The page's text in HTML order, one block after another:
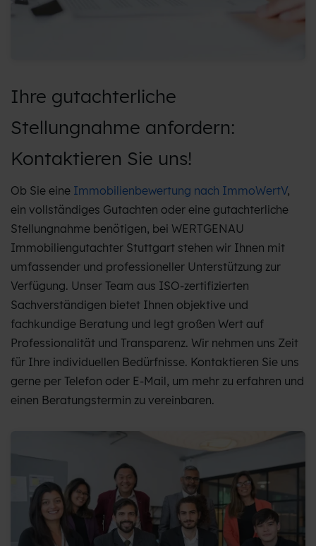
Ihre gutachterliche
Stellungnahme anfordern:
Kontaktieren Sie uns!
Ob Sie eine Immobilienbewertung nach ImmoWertV,
ein vollständiges Gutachten oder eine gutachterliche
Stellungnahme benötigen, bei WERTGENAU
Immobiliengutachter Stuttgart stehen wir Ihnen mit
umfassender und professioneller Unterstützung zur
Verfügung. Unser Team aus ISO-zertifizierten
Sachverständigen bietet Ihnen objektive und
fachkundige Beratung und legt großen Wert auf
Professionalität und Transparenz. Wir nehmen uns Zeit
für Ihre individuellen Bedürfnisse. Kontaktieren Sie uns
gerne per Telefon oder E-Mail, um mehr zu erfahren und
einen Beratungstermin zu vereinbaren.